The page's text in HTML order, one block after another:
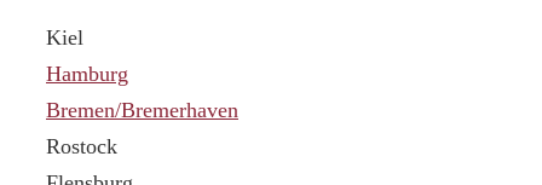
Kiel
Hamburg
Bremen/Bremerhaven
Rostock